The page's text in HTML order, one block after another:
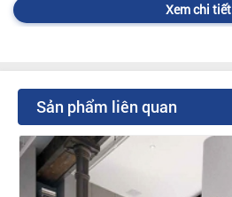
Xem chi tiết
Sản phẩm liên quan